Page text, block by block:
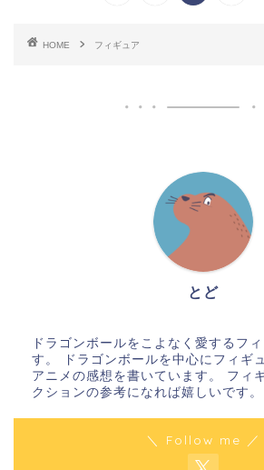
HOME フィギュア
とど
ドラゴンボールをこよなく愛するフ
す。 ドラゴンボールを中心にフィギ
アニメの感想を書いています。 フィ
クションの参考になれば嬉しいです。
＼ Follow me ／